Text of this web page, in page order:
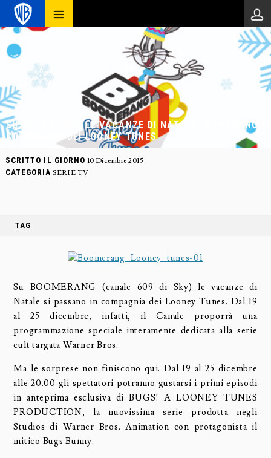
SU BOOMERANG LE VACANZE DI NATALE SI PASSANO
COMPAGNIA DEI LOONEY TUNES
SCRITTO IL GIORNO 10 Dicembre 2015
CATEGORIA SERIE TV
TAG
Su BOOMERANG (canale 609 di Sky) le vacanze di
Natale si passano in compagnia dei Looney Tunes. Dal 19
al 25 dicembre, infatti, il Canale proporrà una
programmazione speciale interamente dedicata alla serie
cult targata Warner Bros.
Ma le sorprese non finiscono qui. Dal 19 al 25 dicembre
alle 20.00 gli spettatori potranno gustarsi i primi episodi
in anteprima esclusiva di BUGS! A LOONEY TUNES
PRODUCTION, la nuovissima serie prodotta negli
Studios di Warner Bros. Animation con protagonista il
mitico Bugs Bunny.